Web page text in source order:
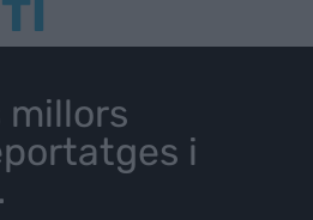
millors
i